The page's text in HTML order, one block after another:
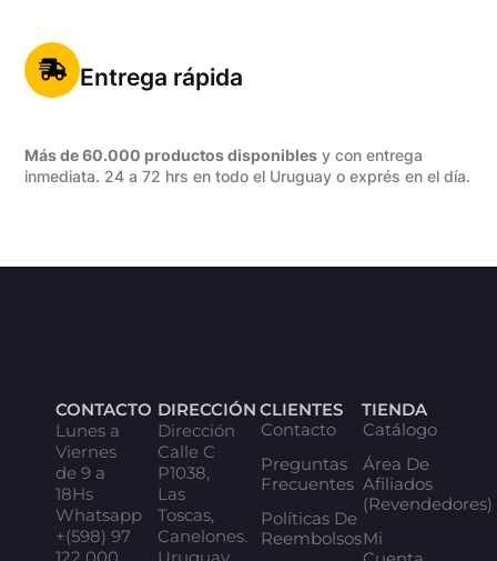
Entrega rápida
Más de 60.000 productos disponibles y con entrega
inmediata. 24 a 72 hrs en todo el Uruguay o exprés en el día.
CONTACTO
Lunes a
Viernes
de 9 a
18Hs
Whatsapp
+(598) 97
DIRECCIÓN
Dirección
Calle C
P1038,
Las
Toscas,
Canelones.
CLIENTES
Contacto
Preguntas
Frecuentes
Políticas De
Reembolsos
TIENDA
Catálogo
Área De
Afiliados
(Revendedores)
Mi